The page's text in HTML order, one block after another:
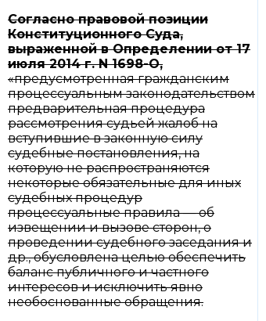
Согласно правовой позиции
Конституционного Суда,
выраженной вОпределенииот 17
июля 2014 г. N 1698-О,
«предусмотренная гражданским
процессуальным законодательством
предварительная процедура
рассмотрения судьей жалоб на
вступившие в законную силу
судебные постановления, на
которую не распространяются
некоторые обязательные для иных
судебных процедур
процессуальные правила — об
извещении и вызове сторон, о
проведении судебного заседания и
др., обусловлена целью обеспечить
баланс публичного и частного
интересов и исключить явно
необоснованные обращения.